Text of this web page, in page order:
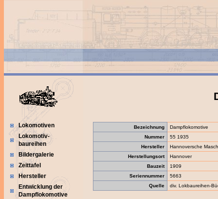
Lokomotiven
Lokomotiv-
baureihen
Bildergalerie
Zeittafel
Hersteller
Entwicklung der
Dampflokomotive
Bezeichnung
Dampflokomotive
Nummer
55 1935
Hersteller
Hannoversche
Herstellungsort
Hannover
Bauzeit
1909
Seriennummer
5663
Quelle
div. Lokbaureihen-